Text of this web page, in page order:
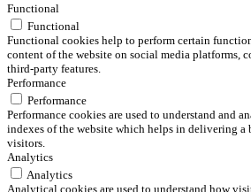
Functional
Functional
Functional cookies help to perform certain
content of the website on social media platforms,
third-party features.
Performance
Performance
Performance cookies are used to understand and
indexes of the website which helps in delivering a
visitors.
Analytics
Analytics
Analytical cookies are used to understand how